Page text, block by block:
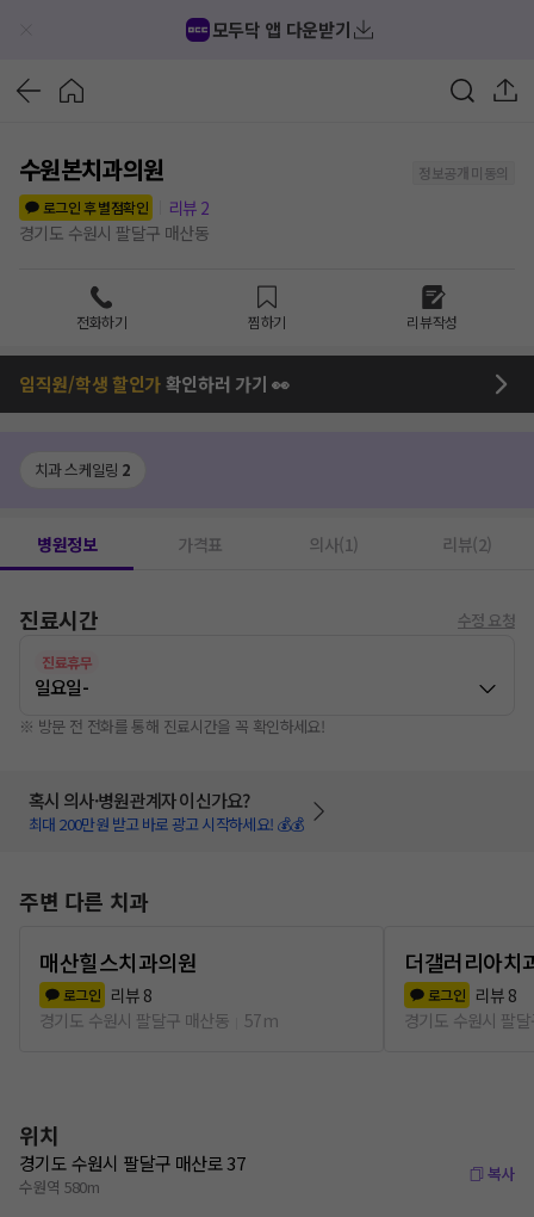
모두닥 앱 다운받기
수원본치과의원
정보공개 미동의
로그인 후 별점확인
리뷰 2
경기도 수원시 팔달구 매산동
전화하기 찜하기 리뷰작성
임직원/학생 할인가확인하러 가기 👀
치과 스케일링 2
병원정보 가격표 의사(1) 리뷰(2)
진료시간 수정 요청
진료휴무
일요일-
※ 방문 전 전화를 통해 진료시간을 꼭 확인하세요!
혹시 의사·병원관계자 이신가요?
최대 200만원 받고 바로 광고 시작하세요! 💰💰
주변 다른 치과
매산힐스치과의원
로그인 리뷰 8
경기도 수원시 팔달구 매산동
57m
더갤러리아치
로그인 리뷰 8
경기도 수원시 팔
위치
경기도 수원시 팔달구 매산로 37
수원역 580m
복사